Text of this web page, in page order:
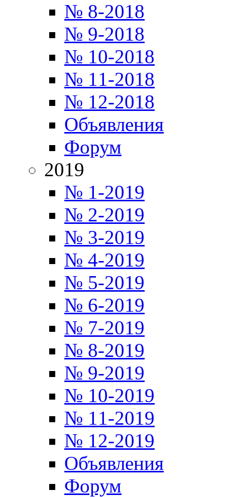
№ 8-2018
№ 9-2018
№ 10-2018
№ 11-2018
№ 12-2018
Объявления
Форум
2019
№ 1-2019
№ 2-2019
№ 3-2019
№ 4-2019
№ 5-2019
№ 6-2019
№ 7-2019
№ 8-2019
№ 9-2019
№ 10-2019
№ 11-2019
№ 12-2019
Объявления
Форум